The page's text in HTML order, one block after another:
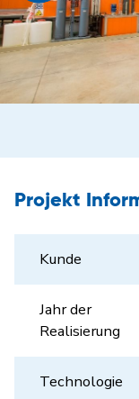
Projekt
Kunde
Jahr der
Realisierung
Technologie